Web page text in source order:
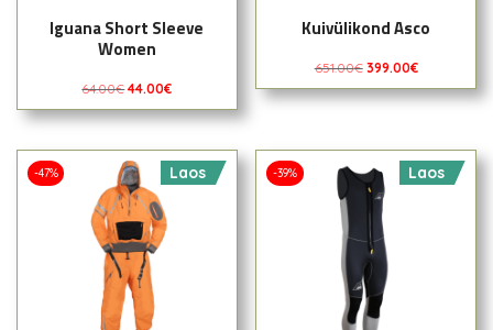
Iguana Short Sleeve
Women
64.00€ 44.00€
Kuivülikond Asco
651.00€ 399.00€
-47% Laos -39% Laos